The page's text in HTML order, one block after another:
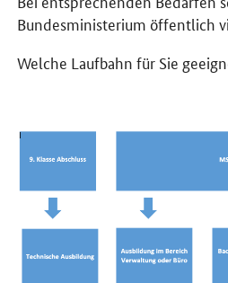
Bundesministerium öffentlich
Welche Laufbahn für Sie